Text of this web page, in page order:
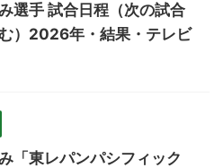
選手 試合日程（次の試合
）2026年・結果・テレビ
「東レパンパシフィック